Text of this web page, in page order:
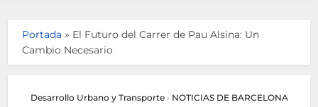
Portada » El Futuro del Carrer de Pau Alsina: Un
Cambio Necesario
Desarrollo Urbano y Transporte • NOTICIAS DE BARCELONA